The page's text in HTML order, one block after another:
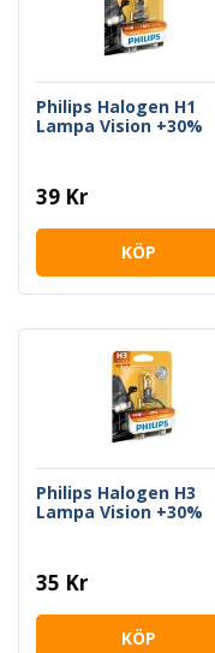
Philips Halogen H1
Lampa Vision +30%
39 Kr
KÖP
Philips Halogen H3
Lampa Vision +30%
35 Kr
KÖP